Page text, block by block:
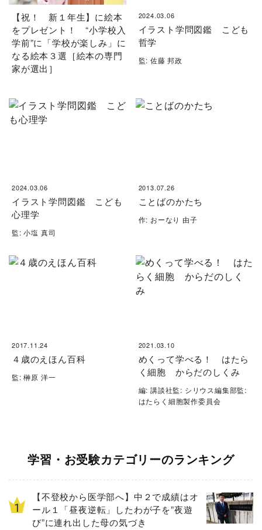
【祝！ 新１年生】に絵本
をプレゼント！ “小学校入
学前”に「学校が楽しみ」に
なる絵本３選［絵本の専門
家が選出］
2024.03.06
イラスト学問図鑑 こども
哲学
監: 佐藤 邦政
2024.03.06
イラスト学問図鑑 こども
心理学
監: 小塩 真司
2013.07.26
ことばのかたち
作: おーなり 由子
2017.11.24
４歳のえほん百科
監: 榊原 洋一
2021.03.10
めくって学べる！ はたら
く細胞 からだのしくみ
編: 講談社監: シリウス編集部監:
はたらく細胞製作委員会
学習・お受験カテゴリーのランキング
【不登校から医学部へ】中２で成績はオ
ール１「昼夜逆転」したわが子を”夜遊
び”に連れ出した母の気づき